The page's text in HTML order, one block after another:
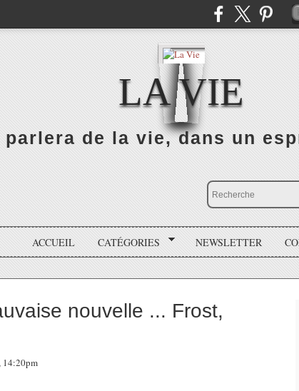
LA VIE
parlera de la vie, dans un
ACCUEIL CATÉGORIES NEWSLETTER
nouvelle ... Frost,
14:20pm